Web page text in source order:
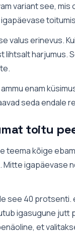
variant see,
valus erinevus.
lihtsalt harjumus.
enam
seda endale
toitu
teema kõige
Mitte igapäevase
see 40 protsenti.
igasugune jutt
et